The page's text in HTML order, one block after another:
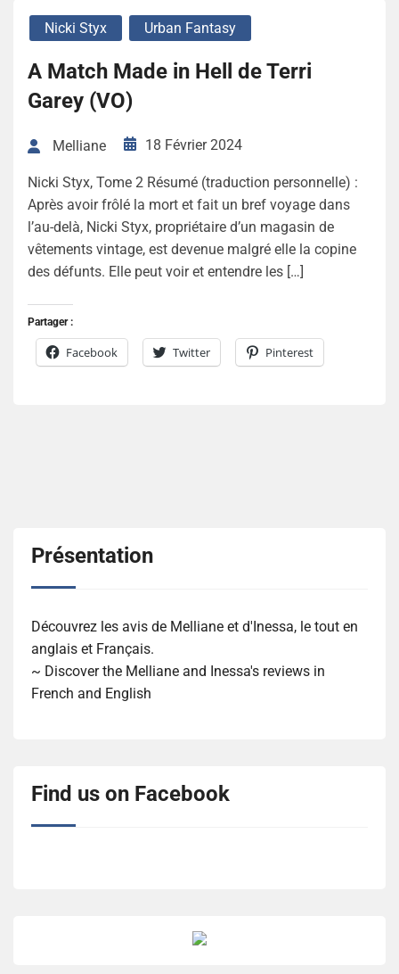
Nicki Styx Urban Fantasy
A Match Made in Hell de Terri
Garey (VO)
Melliane 18 Février 2024
Nicki Styx, Tome 2 Résumé (traduction personnelle) :
Après avoir frôlé la mort et fait un bref voyage dans
l’au-delà, Nicki Styx, propriétaire d’un magasin de
vêtements vintage, est devenue malgré elle la copine
des défunts. Elle peut voir et entendre les […]
Partager :
Facebook Twitter Pinterest
Présentation
Découvrez les avis de Melliane et d'Inessa, le tout en
anglais et Français.
~ Discover the Melliane and Inessa's reviews in
French and English
Find us on Facebook